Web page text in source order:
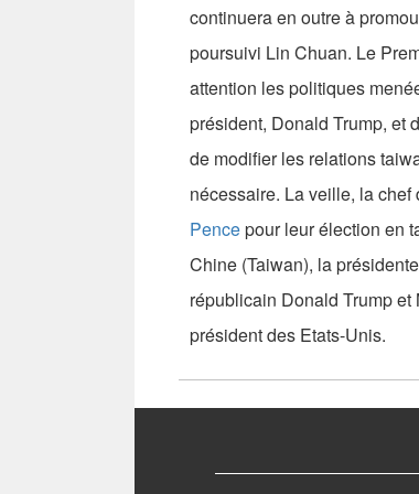
continuera en outre à
poursuivi Lin Chuan. Le
attention les politiques
président, Donald Trump, et
de modifier les relations
nécessaire. La veille, la chef
Pencepour leur élection en
Chine (Taiwan), la
républicain Donald Trump
président des Etats-Unis.